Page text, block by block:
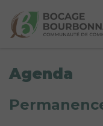
Agenda